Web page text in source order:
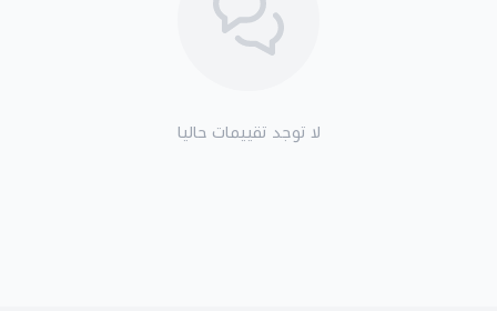
لا توجد تقييمات حاليا